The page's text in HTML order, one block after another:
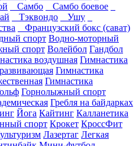
Самбо
Самбо боевое
Тэквондо
Ушу
Французский бокс (сават)
спорт Водно-моторный
спорт Волейбол Гандбол
воздушная Гимнастика
Гимнастика
Гимнастика
Горнолыжный спорт
Гребля на байдарках
Йога Кайтинг Калланетика
спорт Крокет КроссФит
Лазертаг Легкая